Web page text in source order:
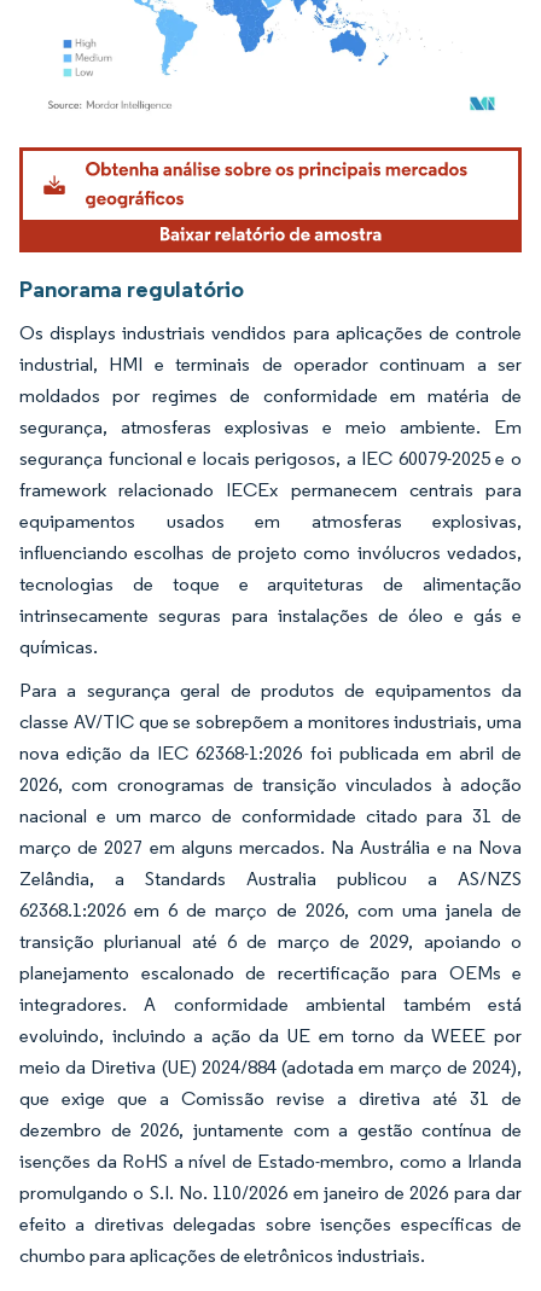
Imagem © Mordor Intelligence. O reuso requer atribuição conforme CC BY 4.0.
Panorama regulatório
Os displays industriais vendidos para aplicações de controle
industrial, HMI e terminais de operador continuam a ser
moldados por regimes de conformidade em matéria de
segurança, atmosferas explosivas e meio ambiente. Em
segurança funcional e locais perigosos, a IEC 60079-2025 e o
framework relacionado IECEx permanecem centrais para
equipamentos usados em atmosferas explosivas,
influenciando escolhas de projeto como invólucros vedados,
tecnologias de toque e arquiteturas de alimentação
intrinsecamente seguras para instalações de óleo e gás e
químicas.
Para a segurança geral de produtos de equipamentos da
classe AV/TIC que se sobrepõem a monitores industriais, uma
nova edição da IEC 62368-1:2026 foi publicada em abril de
2026, com cronogramas de transição vinculados à adoção
nacional e um marco de conformidade citado para 31 de
março de 2027 em alguns mercados. Na Austrália e na Nova
Zelândia, a Standards Australia publicou a AS/NZS
62368.1:2026 em 6 de março de 2026, com uma janela de
transição plurianual até 6 de março de 2029, apoiando o
planejamento escalonado de recertificação para OEMs e
integradores. A conformidade ambiental também está
evoluindo, incluindo a ação da UE em torno da WEEE por
meio da Diretiva (UE) 2024/884 (adotada em março de 2024),
que exige que a Comissão revise a diretiva até 31 de
dezembro de 2026, juntamente com a gestão contínua de
isenções da RoHS a nível de Estado-membro, como a Irlanda
promulgando o S.I. No. 110/2026 em janeiro de 2026 para dar
efeito a diretivas delegadas sobre isenções específicas de
chumbo para aplicações de eletrônicos industriais.